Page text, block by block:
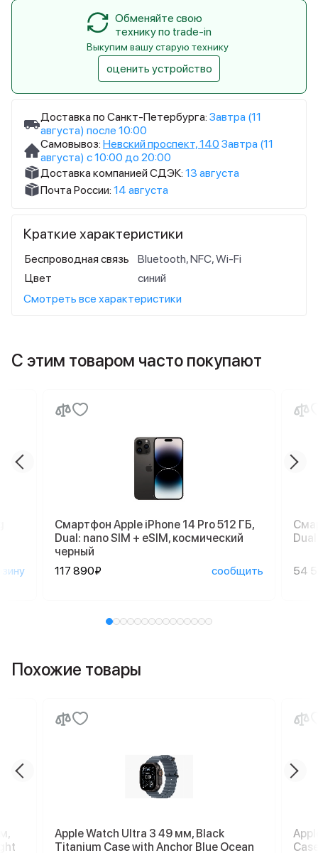
Доставка по Санкт-Петербурга: Завтра (11
августа) после 10:00
Самовывоз: Невский проспект, 140 Завтра (11
августа) с 10:00 до 20:00
Доставка компанией СДЭК: 13 августа
Почта России: 14 августа
Краткие характеристики
Беспроводная связь
Bluetooth, NFC, Wi-Fi
Цвет
синий
Смотреть все характеристики
Обменяйте свою
технику по trade-in
Выкупим вашу старую технику
оценить устройство
С этим товаром часто покупают
Смартфон Apple iPhone 14 Pro 512 ГБ,
Dual: nano SIM + eSIM, космический
черный
117 890₽
сообщить 54
Похожие товары
Apple Watch Ultra 3 49 мм, Black
Titanium Case with Anchor Blue Ocean